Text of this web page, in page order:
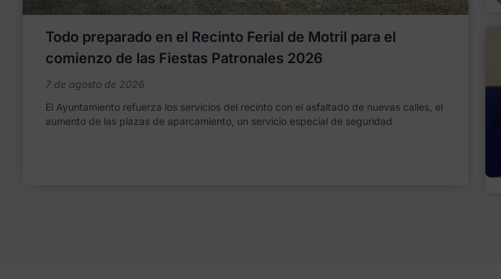
Todo preparado en el Recinto Ferial de Motril para el
comienzo de las Fiestas Patronales 2026
7 de agosto de 2026
El Ayuntamiento refuerza los servicios del recinto con el asfaltado de nuevas calles, el
aumento de las plazas de aparcamiento, un servicio especial de seguridad